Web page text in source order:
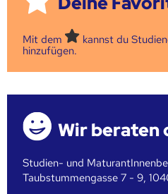
Mit dem
kannst du
hinzufügen.
Wir beraten
Studien- und
Taubstummengasse 7 - 9,